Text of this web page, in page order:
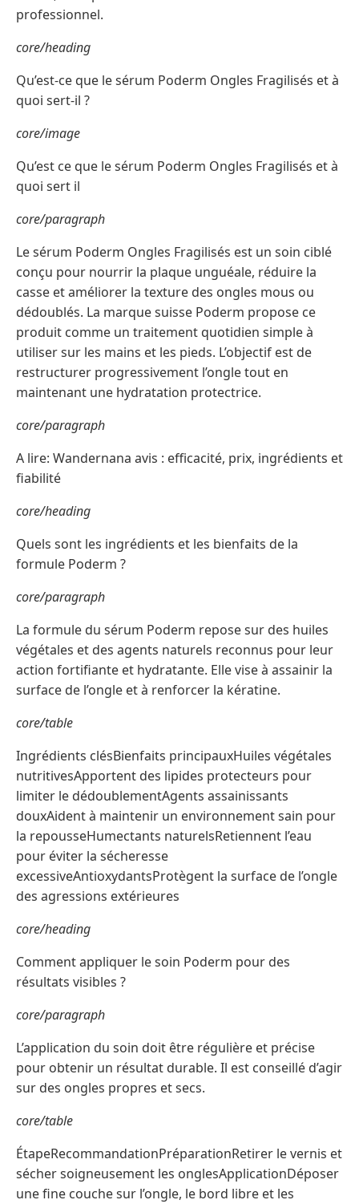
professionnel.
core/heading
Qu’est-ce que le sérum Poderm Ongles Fragilisés et à
quoi sert-il ?
core/image
Qu’est ce que le sérum Poderm Ongles Fragilisés et à
quoi sert il
core/paragraph
Le sérum Poderm Ongles Fragilisés est un soin ciblé
conçu pour nourrir la plaque unguéale, réduire la
casse et améliorer la texture des ongles mous ou
dédoublés. La marque suisse Poderm propose ce
produit comme un traitement quotidien simple à
utiliser sur les mains et les pieds. L’objectif est de
restructurer progressivement l’ongle tout en
maintenant une hydratation protectrice.
core/paragraph
A lire: Wandernana avis : efficacité, prix, ingrédients et
fiabilité
core/heading
Quels sont les ingrédients et les bienfaits de la
formule Poderm ?
core/paragraph
La formule du sérum Poderm repose sur des huiles
végétales et des agents naturels reconnus pour leur
action fortifiante et hydratante. Elle vise à assainir la
surface de l’ongle et à renforcer la kératine.
core/table
Ingrédients clésBienfaits principauxHuiles végétales
nutritivesApportent des lipides protecteurs pour
limiter le dédoublementAgents assainissants
douxAident à maintenir un environnement sain pour
la repousseHumectants naturelsRetiennent l’eau
pour éviter la sécheresse
excessiveAntioxydantsProtègent la surface de l’ongle
des agressions extérieures
core/heading
Comment appliquer le soin Poderm pour des
résultats visibles ?
core/paragraph
L’application du soin doit être régulière et précise
pour obtenir un résultat durable. Il est conseillé d’agir
sur des ongles propres et secs.
core/table
ÉtapeRecommandationPréparationRetirer le vernis et
sécher soigneusement les onglesApplicationDéposer
une fine couche sur l’ongle, le bord libre et les